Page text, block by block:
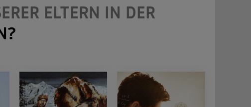
ELTERN IN DER